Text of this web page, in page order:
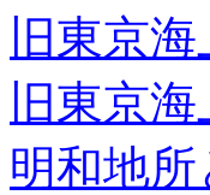
旧東京
旧東京
明和地所